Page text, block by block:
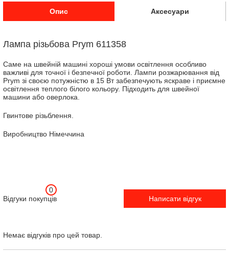
Опис Аксесуари
Лампа різьбова Prym 611358
Саме на швейній машині хороші умови освітлення особливо
важливі для точної і безпечної роботи. Лампи розжарювання від
Prym зі своєю потужністю в 15 Вт забезпечують яскраве і приємне
освітлення теплого білого кольору. Підходить для швейної
машини або оверлока.
Гвинтове різьблення.
Виробництво Німеччина
Відгуки покупців
0
Написати відгук
Немає відгуків про цей товар.